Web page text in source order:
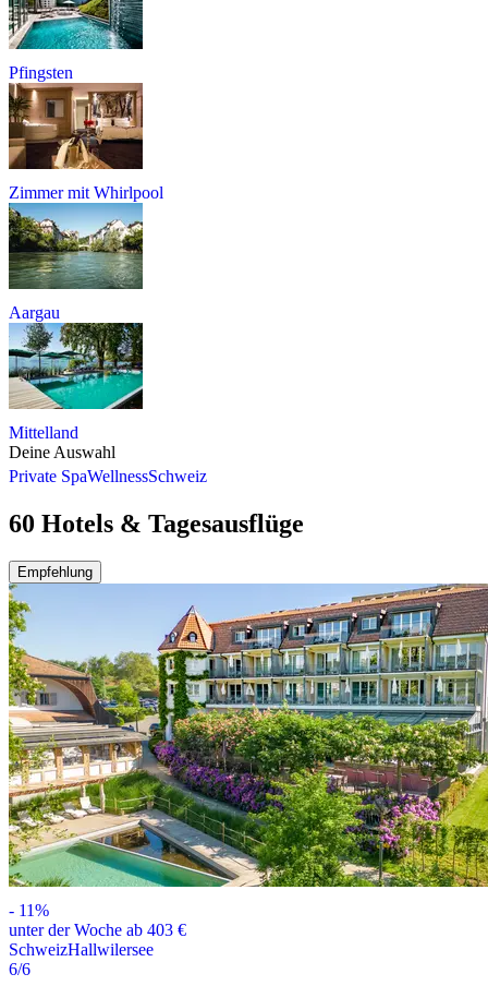
Pfingsten
Zimmer mit Whirlpool
Aargau
Mittelland
Deine Auswahl
Private SpaWellnessSchweiz
60 Hotels & Tagesausflüge
Empfehlung
- 11%
unter der Woche ab 403 €
SchweizHallwilersee
6/6